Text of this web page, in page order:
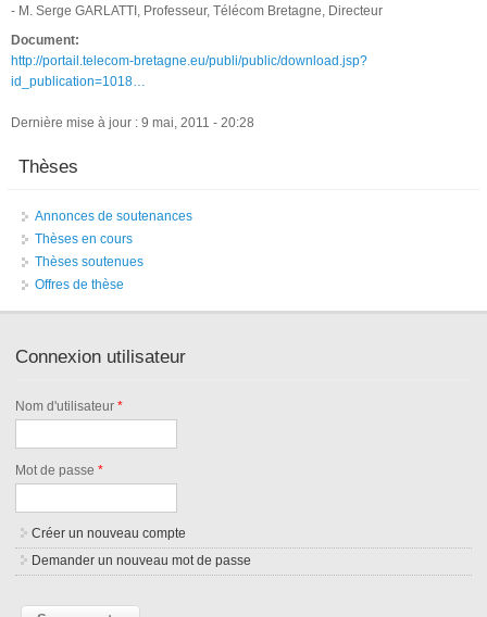
- M. Serge GARLATTI, Professeur, Télécom Bretagne, Directeur
Document:
http://portail.telecom-bretagne.eu/publi/public/download.jsp?
id_publication=1018…
Dernière mise à jour : 9 mai, 2011 - 20:28
Thèses
Annonces de soutenances
Thèses en cours
Thèses soutenues
Offres de thèse
Connexion utilisateur
Nom d'utilisateur*
Mot de passe*
Créer un nouveau compte
Demander un nouveau mot de passe